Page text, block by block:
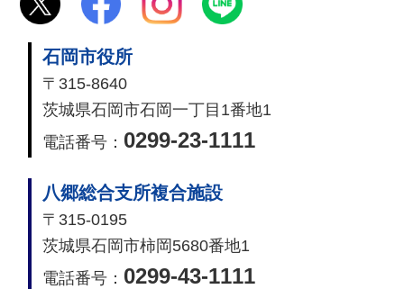
石岡市役所
〒315-8640
茨城県石岡市石岡一丁目1番地1
電話番号： 0299-23-1111
八郷総合支所複合施設
〒315-0195
茨城県石岡市柿岡5680番地1
電話番号： 0299-43-1111